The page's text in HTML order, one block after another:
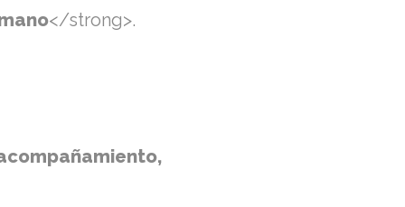
</strong>.